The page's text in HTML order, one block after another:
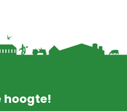
hoogte!